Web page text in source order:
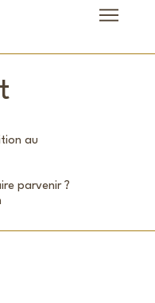
au
parvenir ?